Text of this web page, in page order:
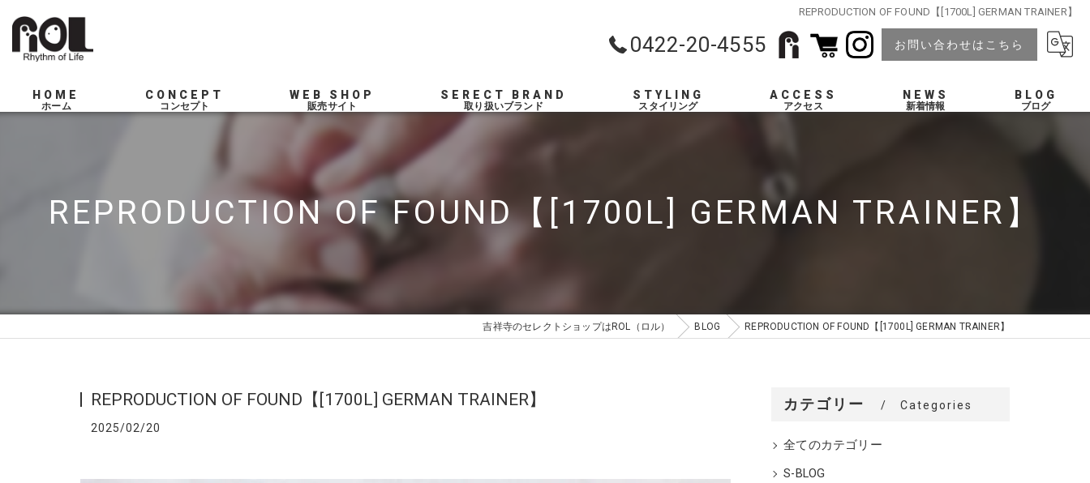
REPRODUCTION OF FOUND【[1700L] GERMAN TRAINER】
0422-20-4555 お問い合わせはこちら
HOME CONCEPT WEB SHOP SERECT BRAND STYLING ACCESS NEWS BLOG
REPRODUCTION OF FOUND【[1700L] GERMAN TRAINER】
吉祥寺のセレクトショップはROL（ロル） BLOG REPRODUCTION OF FOUND【[1700L] GERMAN TRAINER】
REPRODUCTION OF FOUND【[1700L] GERMAN TRAINER】
2025/02/20
カテゴリー Categories
全てのカテゴリー
S-BLOG